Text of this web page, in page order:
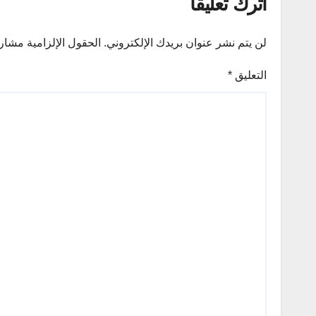
لن يتم نشر عنوان بريدك الإلكتروني. الحقول الإلزامية مشار
التعليق *